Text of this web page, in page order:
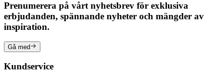
Prenumerera på vårt nyhetsbrev för exklusiva
erbjudanden, spännande nyheter och mängder av
inspiration.
Gå med
Kundservice